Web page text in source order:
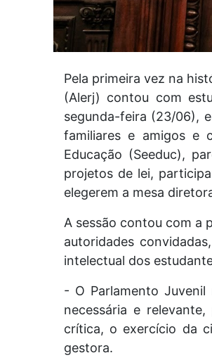
Pela primeira vez na
(Alerj) contou com
segunda-feira (23/06),
familiares e amigos e
Educação (Seeduc),
projetos de lei,
elegerem a mesa
A sessão contou com a
autoridades
intelectual dos
- O Parlamento
necessária e
crítica, o exercício da
gestora.